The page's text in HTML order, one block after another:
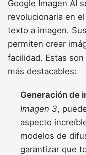
Google Imagen AI
revolucionaria en
texto a imagen.
permiten crear
facilidad. Estas
más destacables:
Generación de
Imagen 3,
aspecto
modelos de
garantizar que